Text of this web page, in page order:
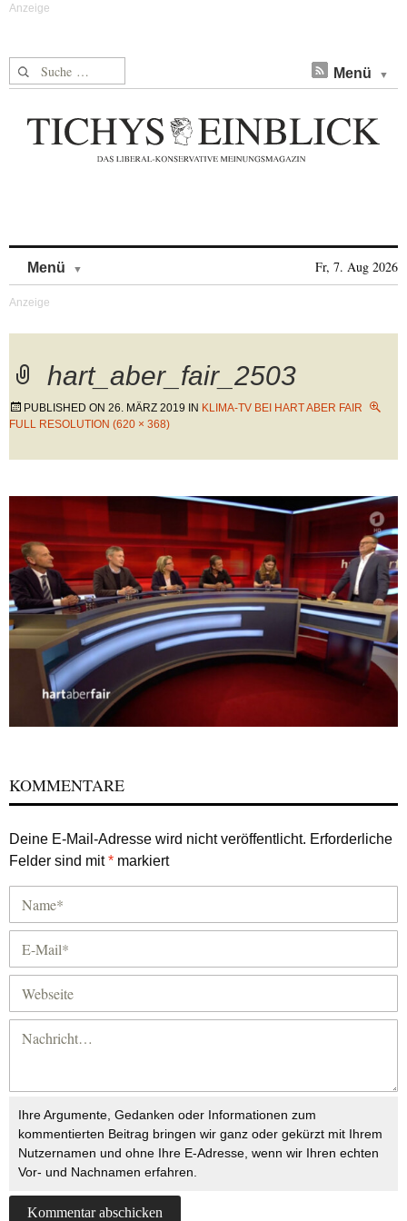
Suche nach: Menü
Menü Fr, 7. Aug 2026
hart_aber_fair_2503
PUBLISHED ON 26. MÄRZ 2019 IN KLIMA-TV BEI HART ABER FAIR
FULL RESOLUTION (620 × 368)
KOMMENTARE
Deine E-Mail-Adresse wird nicht veröffentlicht. Erforderliche
Felder sind mit* markiert
Ihre Argumente, Gedanken oder Informationen zum
kommentierten Beitrag bringen wir ganz oder gekürzt mit Ihrem
Nutzernamen und ohne Ihre E-Adresse, wenn wir Ihren echten
Vor- und Nachnamen erfahren.